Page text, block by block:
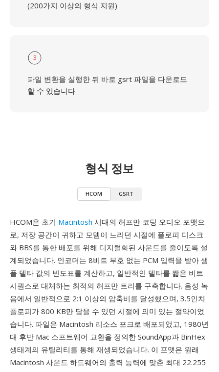
(200가지 이상의 형식 지원)
3
파일 변환을 실행한 뒤 바로 gsrt 파일을 다운로드
할 수 있습니다
형식 정보
HCOM GSRT
HCOM은 초기 Macintosh 시대의 허프만 코딩 오디오 포맷으
로, 저장 공간이 귀하고 모뎀이 느리던 시절에 플로피 디스크
와 BBS를 통한 배포를 위해 디지털화된 사운드를 줄이도록 설
계되었습니다. 인코더는 8비트 부호 없는 PCM 입력을 받아 샘
플 델타 값의 빈도표를 계산하고, 일반적인 델타를 짧은 비트
시퀀스로 대체하는 최적의 허프만 트리를 구축합니다. 음성 녹
음에서 일반적으로 2:1 이상의 압축비를 달성했으며, 3.5인치
플로피가 800 KB만 담을 수 있던 시절에 의미 있는 절약이었
습니다. 파일은 Macintosh 리소스 포크로 배포되었고, 1980년
대 후반 Mac 소프트웨어 교환을 정의한 SoundApp과 BinHex
생태계의 유틸리티를 통해 재생되었습니다. 이 포맷은 원래
Macintosh 사운드 하드웨어의 출력 능력에 맞춘 최대 22.255